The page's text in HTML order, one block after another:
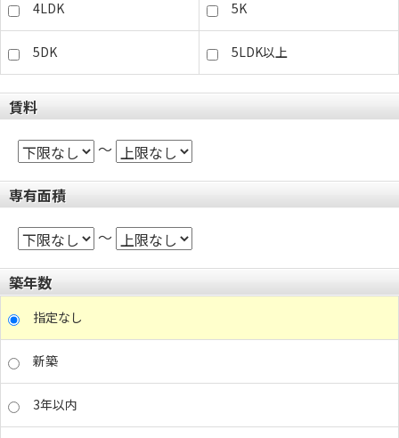
4LDK 5K
5DK 5LDK以上
賃料
～
専有面積
～
築年数
指定なし
新築
3年以内